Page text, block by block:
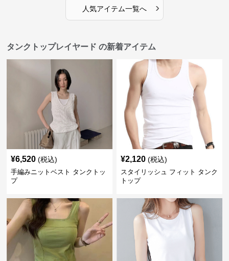
人気アイテム一覧へ ›
タンクトップレイヤード の新着アイテム
¥6,520 (税込)
手編みニットベスト タンクトッ
プ
¥2,120 (税込)
スタイリッシュ フィット タンク
トップ